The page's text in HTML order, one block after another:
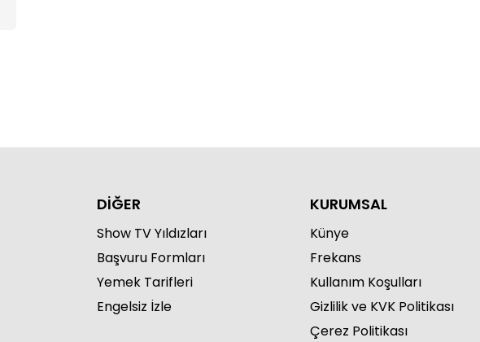
DİĞER
Show TV Yıldızları
Başvuru Formları
Yemek Tarifleri
Engelsiz İzle
KURUMSAL
Künye
Frekans
Kullanım Koşulları
Gizlilik ve KVK Politikası
Çerez Politikası